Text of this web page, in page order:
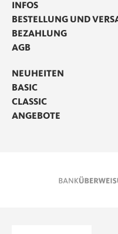
INFOS
BESTELLUNG UND
BEZAHLUNG
AGB
NEUHEITEN
BASIC
CLASSIC
ANGEBOTE